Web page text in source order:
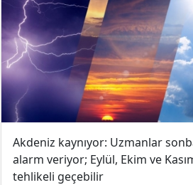
Akdeniz kaynıyor: Uzmanlar
alarm veriyor; Eylül, Ekim ve
tehlikeli geçebilir